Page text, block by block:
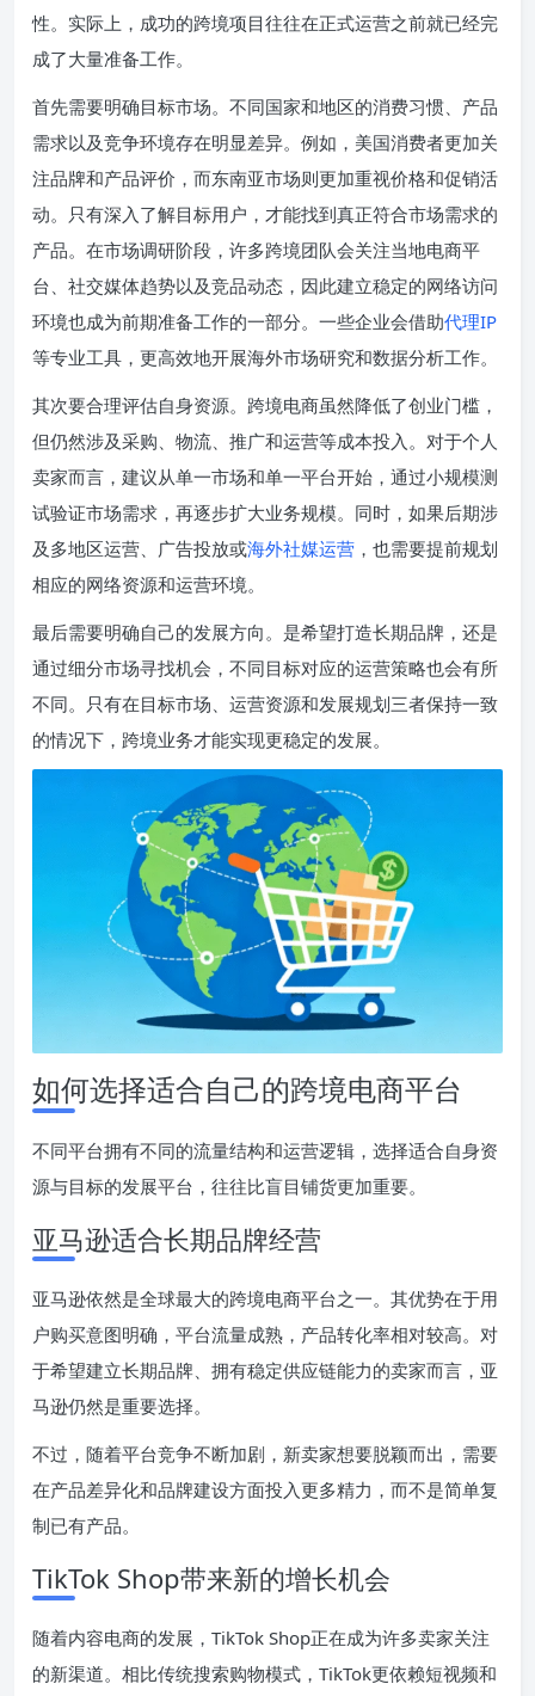
性。实际上，成功的跨境项目往往在正式运营之前就已经完
成了大量准备工作。
首先需要明确目标市场。不同国家和地区的消费习惯、产品
需求以及竞争环境存在明显差异。例如，美国消费者更加关
注品牌和产品评价，而东南亚市场则更加重视价格和促销活
动。只有深入了解目标用户，才能找到真正符合市场需求的
产品。在市场调研阶段，许多跨境团队会关注当地电商平
台、社交媒体趋势以及竞品动态，因此建立稳定的网络访问
环境也成为前期准备工作的一部分。一些企业会借助代理IP
等专业工具，更高效地开展海外市场研究和数据分析工作。
其次要合理评估自身资源。跨境电商虽然降低了创业门槛，
但仍然涉及采购、物流、推广和运营等成本投入。对于个人
卖家而言，建议从单一市场和单一平台开始，通过小规模测
试验证市场需求，再逐步扩大业务规模。同时，如果后期涉
及多地区运营、广告投放或海外社媒运营 ，也需要提前规划
相应的网络资源和运营环境。
最后需要明确自己的发展方向。是希望打造长期品牌，还是
通过细分市场寻找机会，不同目标对应的运营策略也会有所
不同。只有在目标市场、运营资源和发展规划三者保持一致
的情况下，跨境业务才能实现更稳定的发展。
如何选择适合自己的跨境电商平台
不同平台拥有不同的流量结构和运营逻辑，选择适合自身资
源与目标的发展平台，往往比盲目铺货更加重要。
亚马逊适合长期品牌经营
亚马逊依然是全球最大的跨境电商平台之一。其优势在于用
户购买意图明确，平台流量成熟，产品转化率相对较高。对
于希望建立长期品牌、拥有稳定供应链能力的卖家而言，亚
马逊仍然是重要选择。
不过，随着平台竞争不断加剧，新卖家想要脱颖而出，需要
在产品差异化和品牌建设方面投入更多精力，而不是简单复
制已有产品。
TikTok Shop带来新的增长机会
随着内容电商的发展，TikTok Shop正在成为许多卖家关注
的新渠道。相比传统搜索购物模式，TikTok更依赖短视频和